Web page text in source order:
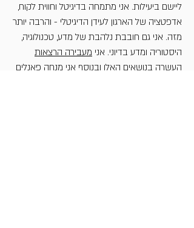
ליישם ביעילות. אני מתמחה בדיגיטל וחווית לקוח,
אדפטציה של הארגון לעידן הדיגיטלי - והרבה יותר
מזה. אני גם חובבת נלהבת של מדע, טכנולוגיה,
היסטוריה ומדע בדיוני. אני מעבירה הרצאות
העשרה בנושאים האלו ובנוסף אני מנחה פאנלים